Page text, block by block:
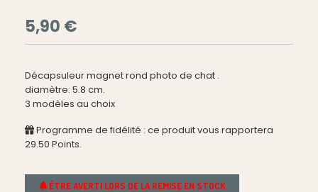
5,90 €
Décapsuleur magnet rond photo de chat .
diamètre: 5.8 cm.
3 modèles au choix
Programme de fidélité : ce produit vous rapportera
29.50 Points.
ÊTRE AVERTI LORS DE LA REMISE EN STOCK